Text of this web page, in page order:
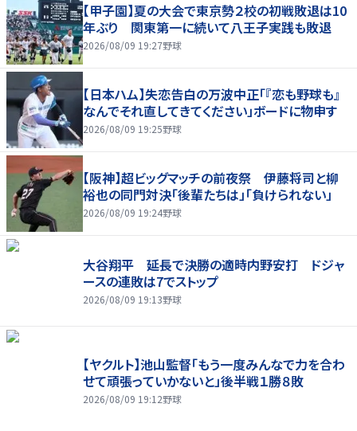
【甲子園】夏の大会で東京勢２校の初戦敗退は10
年ぶり 関東第一に続いて八王子実践も敗退
2026/08/09 19:27野球
【日本ハム】失恋告白の万波中正「『恋も野球も』
なんでそれ直してきてください」ボードに物申す
2026/08/09 19:25野球
【阪神】超ビッグマッチの前夜祭 伊藤将司と柳
裕也の同門対決「後輩たちは」「負けられない」
2026/08/09 19:24野球
大谷翔平 延長で決勝の適時内野安打 ドジャ
ースの連敗は7でストップ
2026/08/09 19:13野球
【ヤクルト】池山監督「もう一度みんなで力を合わ
せて頑張っていかないと」後半戦１勝８敗
2026/08/09 19:12野球